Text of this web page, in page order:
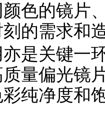
色的镜片
的需求和
关键一环
量偏光镜
纯净度和